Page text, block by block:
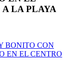
LA PLAYA
BONITO CON
EN EL CENTRO